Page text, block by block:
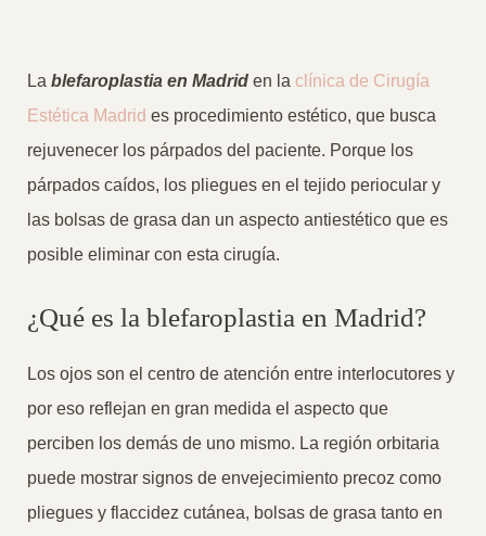
La blefaroplastia en Madrid en la clínica de Cirugía
Estética Madrid es procedimiento estético, que busca
rejuvenecer los párpados del paciente. Porque los
párpados caídos, los pliegues en el tejido periocular y
las bolsas de grasa dan un aspecto antiestético que es
posible eliminar con esta cirugía.
¿Qué es la blefaroplastia en Madrid?
Los ojos son el centro de atención entre interlocutores y
por eso reflejan en gran medida el aspecto que
perciben los demás de uno mismo. La región orbitaria
puede mostrar signos de envejecimiento precoz como
pliegues y flaccidez cutánea, bolsas de grasa tanto en